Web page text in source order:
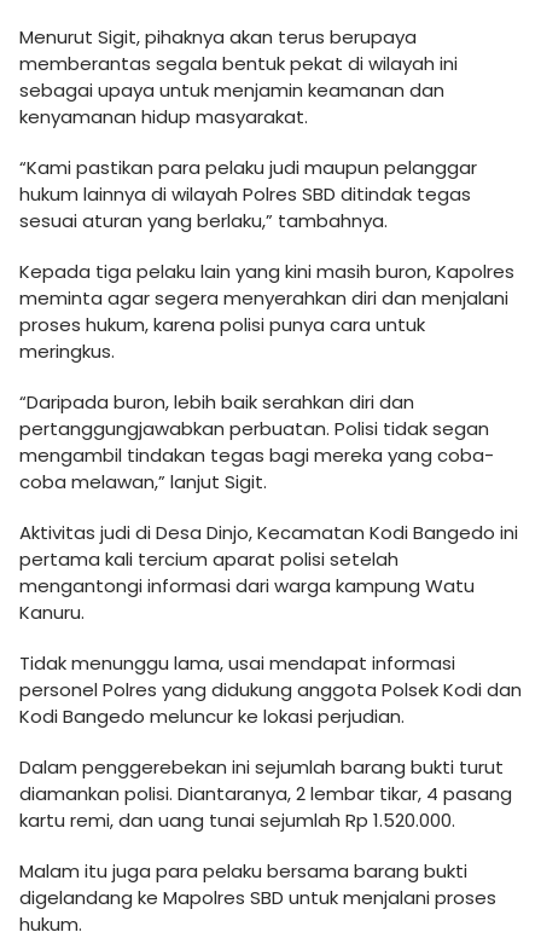
Menurut Sigit, pihaknya akan terus berupaya
memberantas segala bentuk pekat di wilayah ini
sebagai upaya untuk menjamin keamanan dan
kenyamanan hidup masyarakat.
“Kami pastikan para pelaku judi maupun pelanggar
hukum lainnya di wilayah Polres SBD ditindak tegas
sesuai aturan yang berlaku,” tambahnya.
Kepada tiga pelaku lain yang kini masih buron, Kapolres
meminta agar segera menyerahkan diri dan menjalani
proses hukum, karena polisi punya cara untuk
meringkus.
“Daripada buron, lebih baik serahkan diri dan
pertanggungjawabkan perbuatan. Polisi tidak segan
mengambil tindakan tegas bagi mereka yang coba-
coba melawan,” lanjut Sigit.
Aktivitas judi di Desa Dinjo, Kecamatan Kodi Bangedo ini
pertama kali tercium aparat polisi setelah
mengantongi informasi dari warga kampung Watu
Kanuru.
Tidak menunggu lama, usai mendapat informasi
personel Polres yang didukung anggota Polsek Kodi dan
Kodi Bangedo meluncur ke lokasi perjudian.
Dalam penggerebekan ini sejumlah barang bukti turut
diamankan polisi. Diantaranya, 2 lembar tikar, 4 pasang
kartu remi, dan uang tunai sejumlah Rp 1.520.000.
Malam itu juga para pelaku bersama barang bukti
digelandang ke Mapolres SBD untuk menjalani proses
hukum.